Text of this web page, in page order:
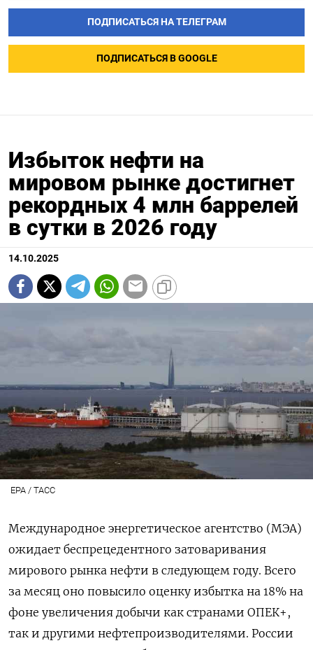
ПОДПИСАТЬСЯ НА ТЕЛЕГРАМ
ПОДПИСАТЬСЯ В GOOGLE
Избыток нефти на
мировом рынке достигнет
рекордных 4 млн баррелей
в сутки в 2026 году
14.10.2025
EPA / ТАСС
Международное энергетическое агентство (МЭА)
ожидает беспрецедентного затоваривания
мирового рынка нефти в следующем году. Всего
за месяц оно повысило оценку избытка на 18% на
фоне увеличения добычи как странами ОПЕК+,
так и другими нефтепроизводителями. России